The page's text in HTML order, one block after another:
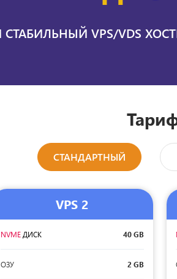
VPS/VDS
СТАНДАРТНЫЙ
VPS 2
NVME ДИСК 40 GB
ОЗУ 2 GB